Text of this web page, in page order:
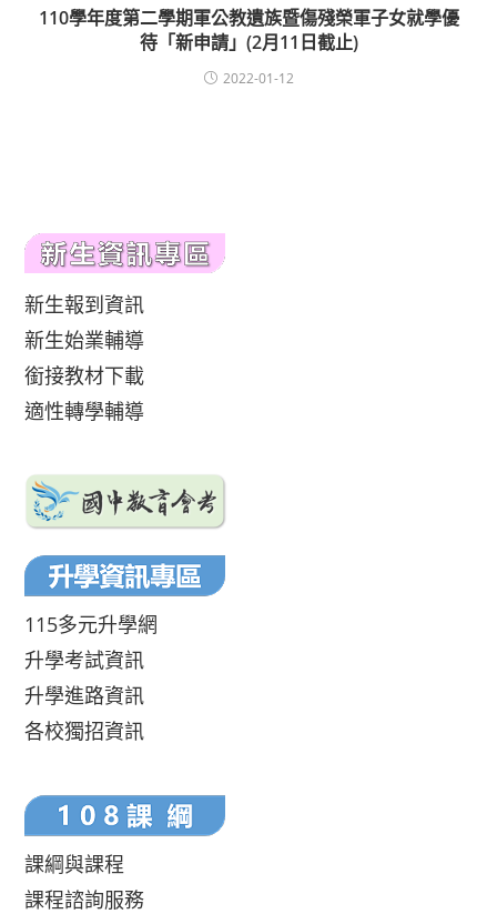
110學年度第二學期軍公教遺族暨傷殘榮軍子女就學優
待「新申請」(2月11日截止)
2022-01-12
新生報到資訊
新生始業輔導
銜接教材下載
適性轉學輔導
115多元升學網
升學考試資訊
升學進路資訊
各校獨招資訊
課綱與課程
課程諮詢服務